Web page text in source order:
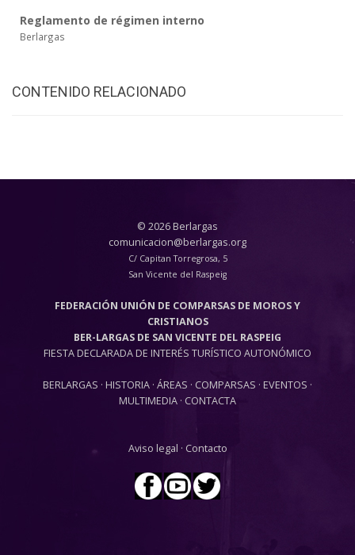
Reglamento de régimen interno
Berlargas
CONTENIDO RELACIONADO
© 2026 Berlargas
comunicacion@berlargas.org
C/ Capitan Torregrosa, 5
San Vicente del Raspeig
FEDERACIÓN UNIÓN DE COMPARSAS DE MOROS Y
CRISTIANOS
BER-LARGAS DE SAN VICENTE DEL RASPEIG
FIESTA DECLARADA DE INTERÉS TURÍSTICO AUTONÓMICO
BERLARGAS · HISTORIA · ÁREAS · COMPARSAS · EVENTOS ·
MULTIMEDIA · CONTACTA
Aviso legal · Contacto